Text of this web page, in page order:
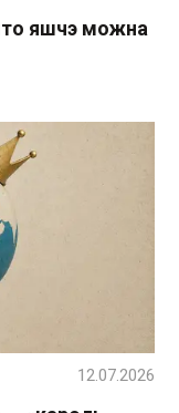
яшчэ можна
12.07.2026